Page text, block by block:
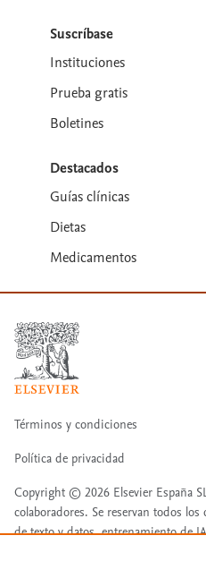
Suscríbase
Instituciones
Prueba gratis
Boletines
Destacados
Guías clínicas
Dietas
Medicamentos
Términos y condiciones
Política de privacidad
Copyright © 2026 Elsevier España
colaboradores. Se reservan todos
de texto y datos, entrenamiento de